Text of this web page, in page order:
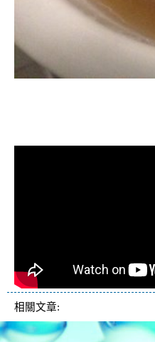
相關文章: